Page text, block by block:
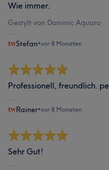
Wie immer.
Gestylt von Dominic Aquaro
Stefan•vor 8 Monaten
Professionell, freundlich.
Rainer•vor 8 Monaten
Sehr Gut!